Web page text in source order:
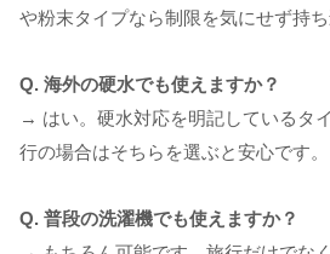
や粉末タイプなら制限を気にせず持ち
Q. 海外の硬水でも使えますか？
→ はい。硬水対応を明記しているタ
行の場合はそちらを選ぶと安心です。
Q. 普段の洗濯機でも使えますか？